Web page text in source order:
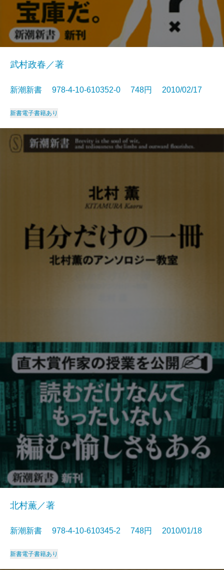
武村政春／著
新潮新書 978-4-10-610352-0 748円 2010/02/17
新書電子書籍あり
北村薫／著
新潮新書 978-4-10-610345-2 748円 2010/01/18
新書電子書籍あり